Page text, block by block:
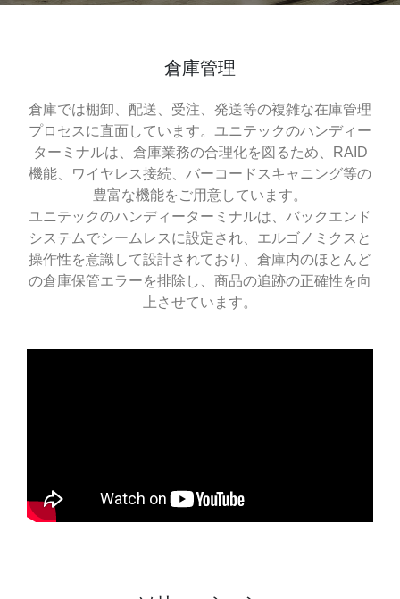
倉庫管理
倉庫では棚卸、配送、受注、発送等の複雑な在庫管理
プロセスに直面しています。ユニテックのハンディー
ターミナルは、倉庫業務の合理化を図るため、RAID
機能、ワイヤレス接続、バーコードスキャニング等の
豊富な機能をご用意しています。
ユニテックのハンディーターミナルは、バックエンド
システムでシームレスに設定され、エルゴノミクスと
操作性を意識して設計されており、倉庫内のほとんど
の倉庫保管エラーを排除し、商品の追跡の正確性を向
上させています。